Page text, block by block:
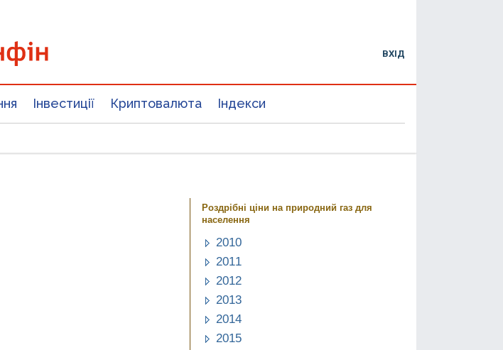
ВХІД
Інвестиції Криптовалюта Індекси
Роздрібні ціни на природний газ для
населення
2010
2011
2012
2013
2014
2015